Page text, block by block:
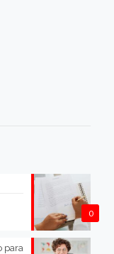
0
para